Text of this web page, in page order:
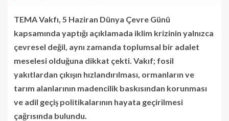
TEMA Vakfı, 5 Haziran Dünya Çevre Günü
kapsamında yaptığı açıklamada iklim krizinin yalnızca
çevresel değil, aynı zamanda toplumsal bir adalet
meselesi olduğuna dikkat çekti. Vakıf; fosil
yakıtlardan çıkışın hızlandırılması, ormanların ve
tarım alanlarının madencilik baskısından korunması
ve adil geçiş politikalarının hayata geçirilmesi
çağrısında bulundu.